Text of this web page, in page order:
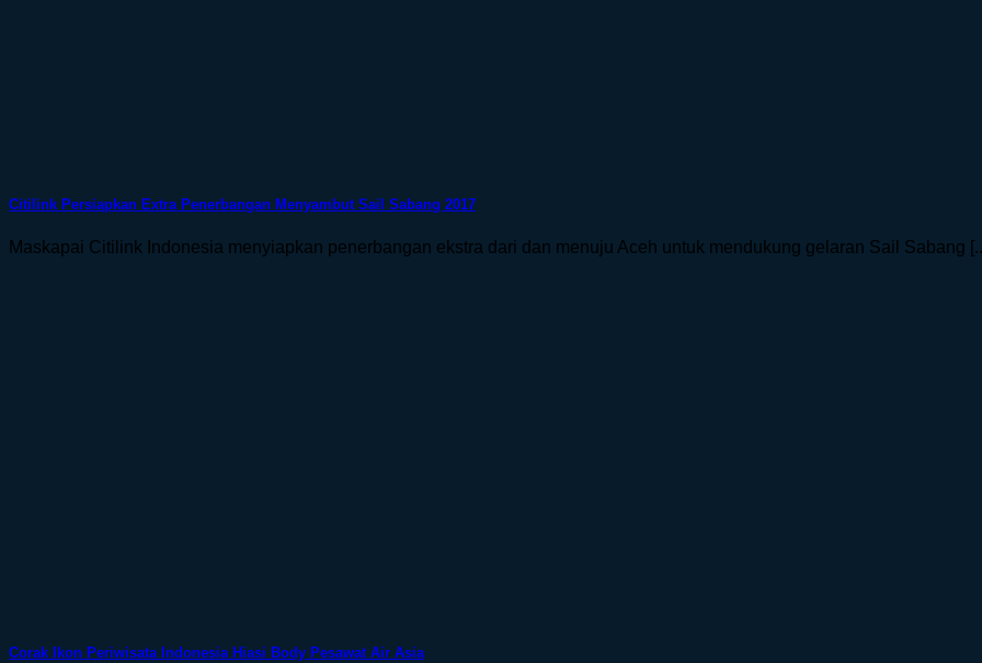
Citilink Persiapkan Extra Penerbangan Menyambut Sail Sabang 2017
Maskapai Citilink Indonesia menyiapkan penerbangan ekstra dari dan menuju Aceh untuk mendukung gelaran Sail Sabang
Corak Ikon Periwisata Indonesia Hiasi Body Pesawat Air Asia